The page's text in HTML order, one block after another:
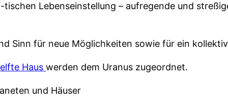
Lebenseinstellung – aufregende und
Sinn für neue Möglichkeiten sowie für ein
elfte Hauswerden dem Uranus zugeordnet.
und Häuser